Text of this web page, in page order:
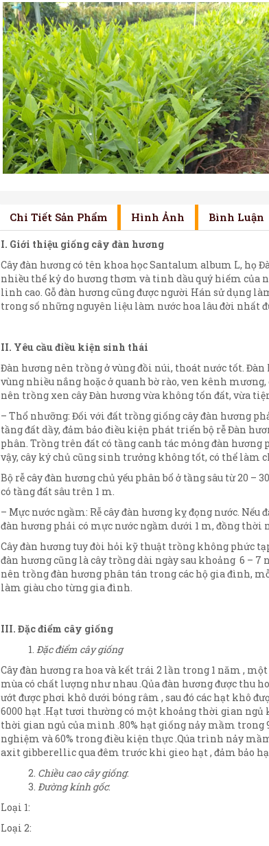
Chi Tiết Sản Phẩm Hình Ảnh Bình Luận
I. Giới thiệu giống cây đàn hương
Cây đàn hương có tên khoa học Santalum album L, họ
nhiều thế kỷ do hương thơm và tinh dầu quý hiếm của
linh cao. Gỗ đàn hương cũng được người Hán sử dụng
trong số những nguyên liệu làm nước hoa lâu đời nhất
II. Yêu cầu điều kiện sinh thái
Đàn hương nên trồng ở vùng đồi núi, thoát nước tốt.
vùng nhiều nắng hoặc ở quanh bờ rào, ven kênh
nên trồng xen cây Đàn hương vừa không tốn đất, vừa
– Thổ nhưỡng: Đối với đất trồng giống cây đàn hương
tầng đất dầy, đảm bảo điều kiện phát triển bộ rễ Đàn
phân. Trồng trên đất có tầng canh tác mỏng đàn
vậy, cây ký chủ cũng sinh trưởng không tốt, có thể làm
Bộ rễ cây đàn hương chủ yếu phân bổ ở tầng sâu từ 20 –
có tầng đất sâu trên 1 m.
– Mực nước ngầm: Rễ cây đàn hương kỵ đọng nước.
đàn hương phải có mực nước ngầm dưới 1 m, đồng thời
Cây đàn hương tuy đòi hỏi kỹ thuật trồng không phức
đàn hương cũng là cây trồng dài ngày sau khoảng 6 –
nên trồng đàn hương phân tán trong các hộ gia đình,
làm giàu cho từng gia đình.
III. Đặc điểm cây giống
Đặc điểm cây giống
Cây đàn hương ra hoa và kết trái 2 lần trong 1 năm ,
mùa có chất lượng như nhau .Qủa đàn hương được thu
ướt được phơi khô dưới bóng râm , sau đó các hạt khô
6000 hạt .Hạt tươi thường có một khoảng thời gian ngủ
thời gian ngủ của mình .80% hạt giống nảy mầm
nghiệm và 60% trong điều kiện thực .Qúa trình nảy
axit gibberellic qua đêm trước khi gieo hạt , đảm bảo
Chiều cao cây giống:
Đường kính gốc:
Loại 1:
Loại 2: